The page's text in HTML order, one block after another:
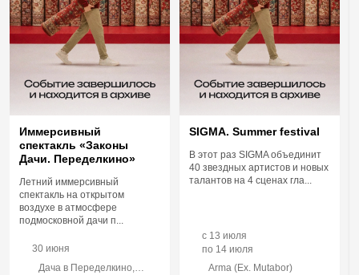
Иммерсивный
спектакль «Законы
Дачи. Переделкино»
Летний иммерсивный
спектакль на открытом
воздухе в атмосфере
подмосковной дачи п...
30 июня
Дача в Переделкино,
SIGMA. Summer festival
В этот раз SIGMA объединит
40 звездных артистов и новых
талантов на 4 сценах гла...
c 13 июля
по 14 июля
Arma (Ex. Mutabor)